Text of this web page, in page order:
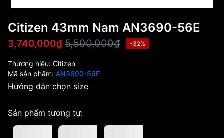
Citizen 43mm Nam AN3690-56E
3,740,000₫ 5,500,000₫ -32%
Thương hiệu: Citizen
Mã sản phẩm: AN3690-56E
Hướng dẫn chọn size
Sản phẩm tương tự: